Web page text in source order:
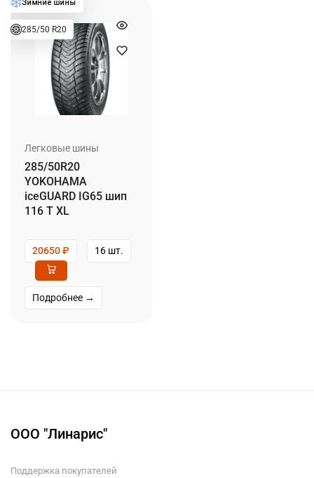
285/50 R20
Легковые шины
285/50R20
YOKOHAMA
iceGUARD IG65 шип
116 T XL
20650₽ 16 шт.
Подробнее →
ООО "Линарис"
Поддержка покупателей